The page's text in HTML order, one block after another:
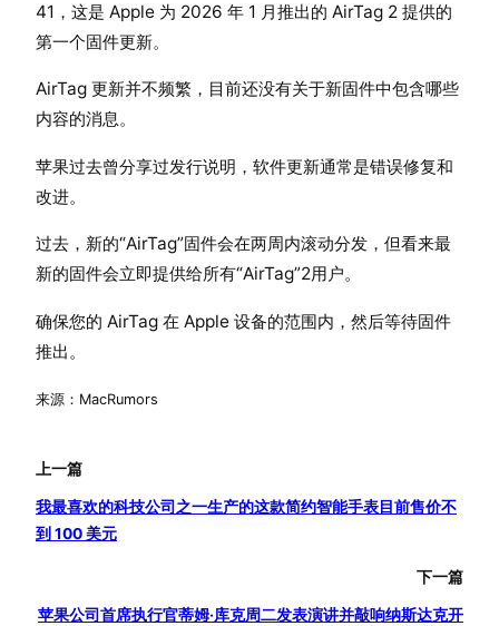
41，这是 Apple 为 2026 年 1 月推出的 AirTag 2 提供的
第一个固件更新。
‌AirTag‌ 更新并不频繁，目前还没有关于新固件中包含哪些
内容的消息。
苹果过去曾分享过发行说明，软件更新通常是错误修复和
改进。
过去，新的“AirTag”固件会在两周内滚动分发，但看来最
新的固件会立即提供给所有“AirTag”2用户。
确保您的 AirTag 在 Apple 设备的范围内，然后等待固件
推出。
来源：MacRumors
上一篇
我最喜欢的科技公司之一生产的这款简约智能手表目前售价不
到 100 美元
下一篇
苹果公司首席执行官蒂姆·库克周二发表演讲并敲响纳斯达克开